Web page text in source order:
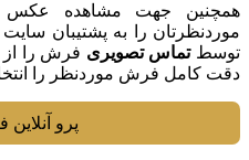
همچنین جهت مشاهده عکس
موردنظرتان را به پشتیبان
توسطتماس تصویری فرش را از
دقت کامل فرش موردنظر را
پرو آنلاین